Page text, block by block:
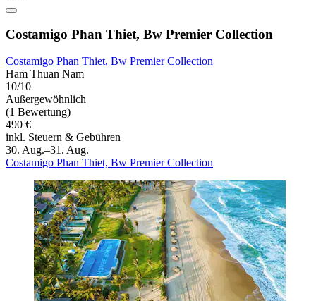
Costamigo Phan Thiet, Bw Premier Collection
Costamigo Phan Thiet, Bw Premier Collection
Ham Thuan Nam
10/10
Außergewöhnlich
(1 Bewertung)
490 €
inkl. Steuern & Gebühren
30. Aug.–31. Aug.
Costamigo Phan Thiet, Bw Premier Collection